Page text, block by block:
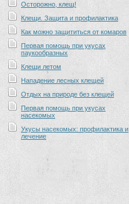
Осторожно, клещ!
Клещи. Защита и профилактика
Как можно защититься от комаров
Первая помощь при укусах
паукообразных
Клещи летом
Нападение лесных клещей
Отдых на природе без клещей
Первая помощь при укусах
насекомых
Укусы насекомых: профилактика и
лечение